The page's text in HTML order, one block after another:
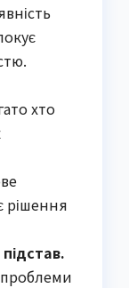
хто
рішення
проблеми